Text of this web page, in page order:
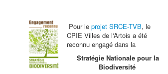
Pour le projet SRCE-TVB, le
CPIE Villes de l'Artois a été
reconnu engagé dans la
Stratégie Nationale pour la
Biodiversité